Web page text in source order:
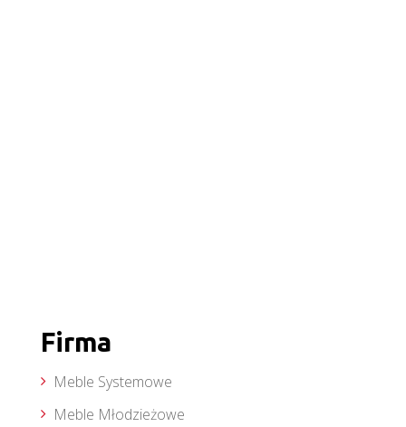
Firma
Meble Systemowe
Meble Młodzieżowe